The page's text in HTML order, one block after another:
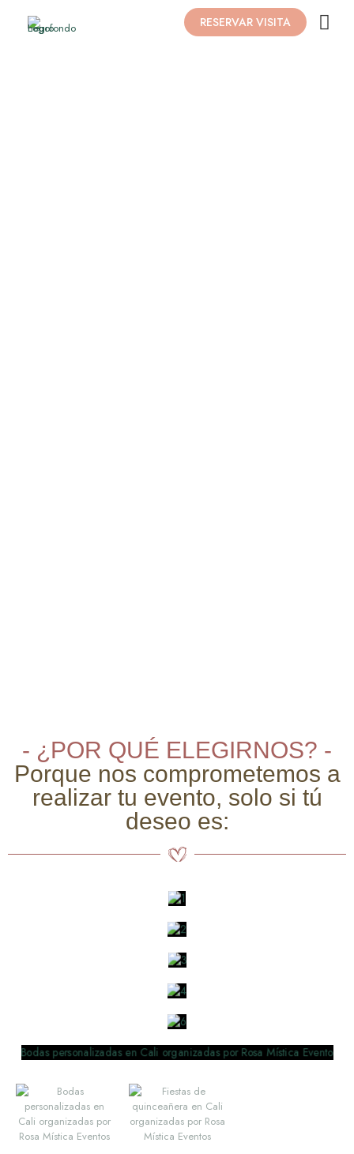
RESERVAR VISITA
- ¿POR QUÉ ELEGIRNOS? -
Porque nos comprometemos a
realizar tu evento, solo si tú
deseo es: